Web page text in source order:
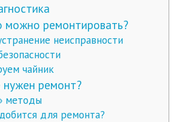
можно ремонтировать?
неисправности
чайник
нужен ремонт?
методы
для ремонта?